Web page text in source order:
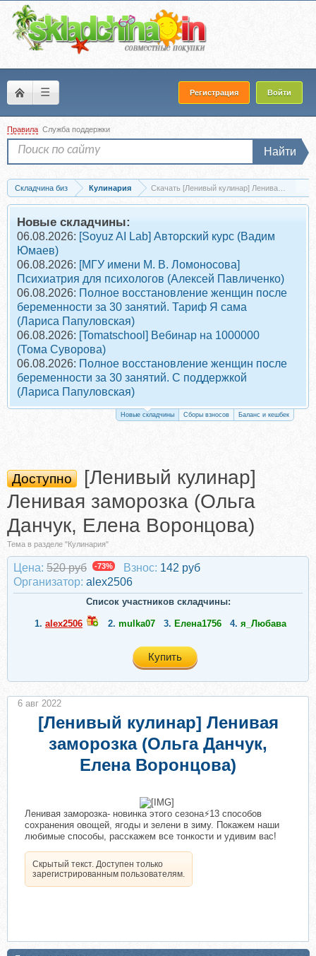
☰ Регистрация Войти
Правила Служба поддержки
Найти
Складчина биз Кулинария Скачать [Ленивый кулинар] Ленивая
Новые складчины:
06.08.2026: [Soyuz AI Lab] Авторский курс (Вадим
Юмаев)
06.08.2026: [МГУ имени М. В. Ломоносова]
Психиатрия для психологов (Алексей Павличенко)
06.08.2026: Полное восстановление женщин после
беременности за 30 занятий. Тариф Я сама
(Лариса Папуловская)
06.08.2026: [Tomatschool] Вебинар на 1000000
(Тома Суворова)
06.08.2026: Полное восстановление женщин после
беременности за 30 занятий. С поддержкой
(Лариса Папуловская)
Новые складчины Сборы взносов Баланс и кешбек
Доступно
[Ленивый кулинар]
Ленивая заморозка (Ольга
Данчук, Елена Воронцова)
Тема в разделе "Кулинария"
Цена: 520 руб -73% Взнос: 142 руб
Организатор: alex2506
Список участников складчины:
1. alex2506 2. mulka07 3. Елена1756 4. я_Любава
Купить
[Ленивый кулинар] Ленивая
заморозка (Ольга Данчук,
Елена Воронцова)
Ленивая заморозка- новинка этого сезона⚡13 способов
сохранения овощей, ягоды и зелени в зиму. Покажем наши
любимые способы, расскажем все тонкости и удивим вас!
Скрытый текст. Доступен только
зарегистрированным пользователям.
6 авг 2022